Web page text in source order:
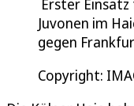
Erster Einsatz
Juvonen im
gegen
Copyright: